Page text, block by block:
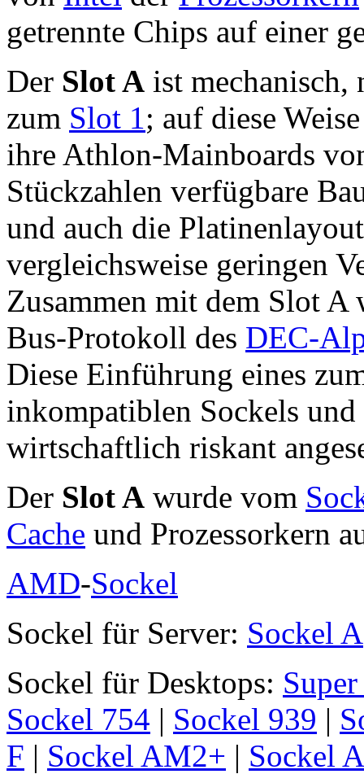
getrennte Chips auf einer
Der Slot A ist
zum Slot 1; auf diese
ihre Athlon-Mainboards
Stückzahlen verfügbare
und auch die
vergleichsweise geringen
Zusammen mit dem Slot
Bus-Protokoll des DEC-
Diese Einführung eines
inkompatiblen Sockels
wirtschaftlich riskant
Der Slot A wurde vom
Cache und Prozessorkern
AMD-Sockel
Sockel für Server: Sockel A
Sockel für Desktops:
Sockel 754 | Sockel 939 |
F | Sockel AM2+ | Sockel